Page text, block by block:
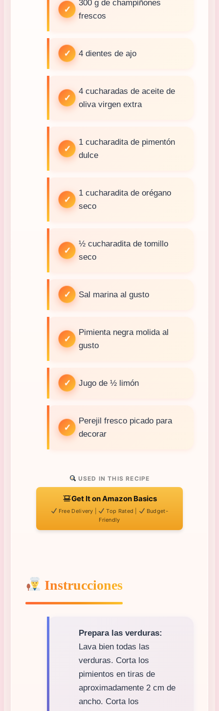
300 g de champiñones
frescos
4 dientes de ajo
4 cucharadas de aceite de
oliva virgen extra
1 cucharadita de pimentón
dulce
1 cucharadita de orégano
seco
½ cucharadita de tomillo
seco
Sal marina al gusto
Pimienta negra molida al
gusto
Jugo de ½ limón
Perejil fresco picado para
decorar
USED IN THIS RECIPE
Get It on Amazon Basics
Free Delivery | Top Rated |
Budget-
Friendly
Instrucciones
Prepara las verduras:
Lava bien todas las
verduras. Corta los
pimientos en tiras de
aproximadamente 2 cm de
ancho. Corta los